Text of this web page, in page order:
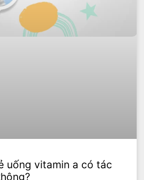
uống vitamin a có tác